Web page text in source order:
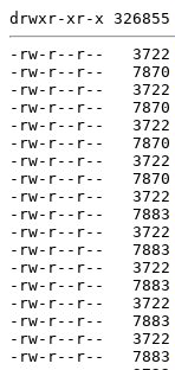
drwxr-xr-x 326855
-rw-r--r--   3722
-rw-r--r--   7870
-rw-r--r--   3722
-rw-r--r--   7870
-rw-r--r--   3722
-rw-r--r--   7870
-rw-r--r--   3722
-rw-r--r--   7870
-rw-r--r--   3722
-rw-r--r--   7883
-rw-r--r--   3722
-rw-r--r--   7883
-rw-r--r--   3722
-rw-r--r--   7883
-rw-r--r--   3722
-rw-r--r--   7883
-rw-r--r--   3722
-rw-r--r--   7883